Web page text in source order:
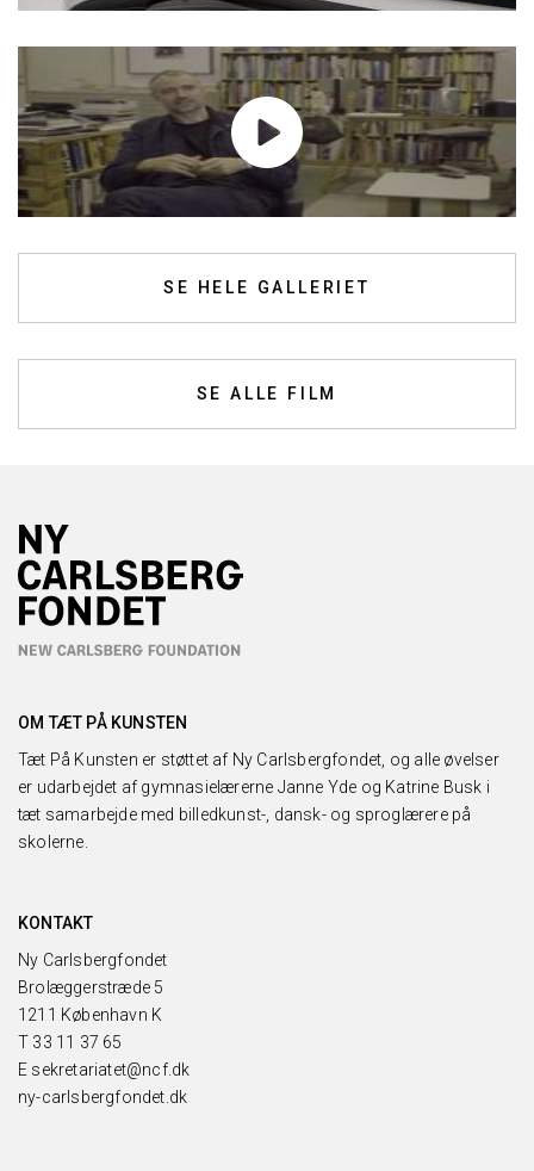
SE HELE GALLERIET
SE ALLE FILM
OM TÆT PÅ KUNSTEN
Tæt På Kunsten er støttet af Ny Carlsbergfondet, og alle øvelser
er udarbejdet af gymnasielærerne Janne Yde og Katrine Busk i
tæt samarbejde med billedkunst-, dansk- og sproglærere på
skolerne.
KONTAKT
Ny Carlsbergfondet
Brolæggerstræde 5
1211 København K
T 33 11 37 65
E sekretariatet@ncf.dk
ny-carlsbergfondet.dk